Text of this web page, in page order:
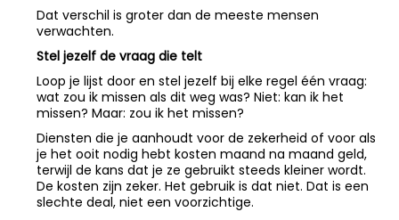
Dat verschil is groter dan de meeste mensen
verwachten.
Stel jezelf de vraag die telt
Loop je lijst door en stel jezelf bij elke regel één vraag:
wat zou ik missen als dit weg was? Niet: kan ik het
missen? Maar: zou ik het missen?
Diensten die je aanhoudt voor de zekerheid of voor als
je het ooit nodig hebt kosten maand na maand geld,
terwijl de kans dat je ze gebruikt steeds kleiner wordt.
De kosten zijn zeker. Het gebruik is dat niet. Dat is een
slechte deal, niet een voorzichtige.